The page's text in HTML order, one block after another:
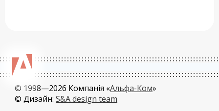
© 1998—2026 Компанія «Альфа-Ком»
© Дизайн: S&A design team